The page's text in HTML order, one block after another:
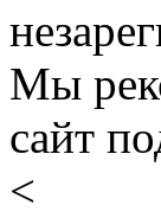
Мы
сайт
<